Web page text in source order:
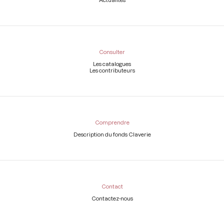
Consulter
Les catalogues
Les contributeurs
Comprendre
Description du fonds Claverie
Contact
Contactez-nous